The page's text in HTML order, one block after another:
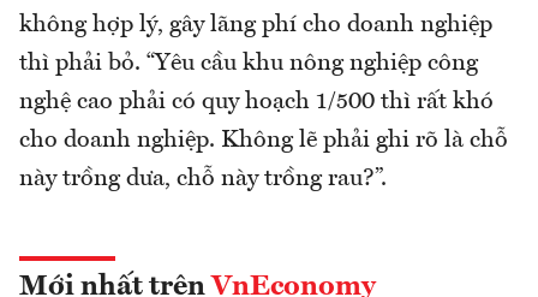
không hợp lý, gây lãng phí cho doanh nghiệp
thì phải bỏ. “Yêu cầu khu nông nghiệp công
nghệ cao phải có quy hoạch 1/500 thì rất khó
cho doanh nghiệp. Không lẽ phải ghi rõ là chỗ
này trồng dưa, chỗ này trồng rau?”.
Mới nhất trên VnEconomy